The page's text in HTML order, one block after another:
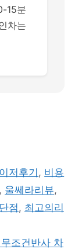
15분
차는
저후기 , 비용
, 울쎄라리뷰,
점, 최고의리
조건반사 차